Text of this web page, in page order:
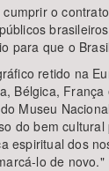
o
para que o
retido na
Bélgica,
Museu
do bem
espiritual dos
lo de novo."